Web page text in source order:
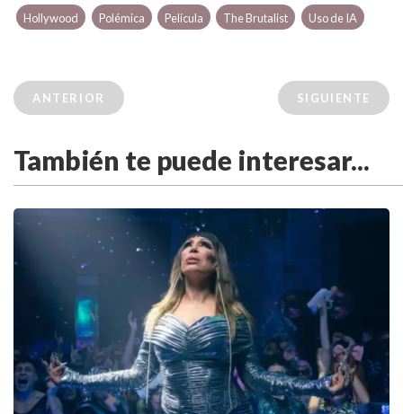
Hollywood Polémica Película The Brutalist Uso de IA
ANTERIOR SIGUIENTE
También te puede interesar...